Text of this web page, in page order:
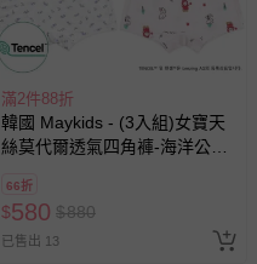
滿2件88折
韓國 Maykids - (3入組)女寶天
絲莫代爾透氣四角褲-海洋公主
66折
$580 $880
已售出 13